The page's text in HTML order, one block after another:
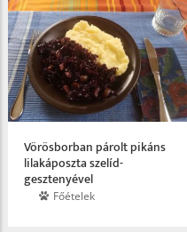
Vörösborban párolt pikáns
lilakáposzta szelíd­
gesztenyével
Főételek